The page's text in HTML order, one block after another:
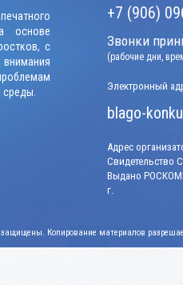
основе
с
+7 (906)
Звонки
(рабочие дни,
Электронный
blago-
Адрес
Свидетельство
Выдано
г.
Копирование материалов